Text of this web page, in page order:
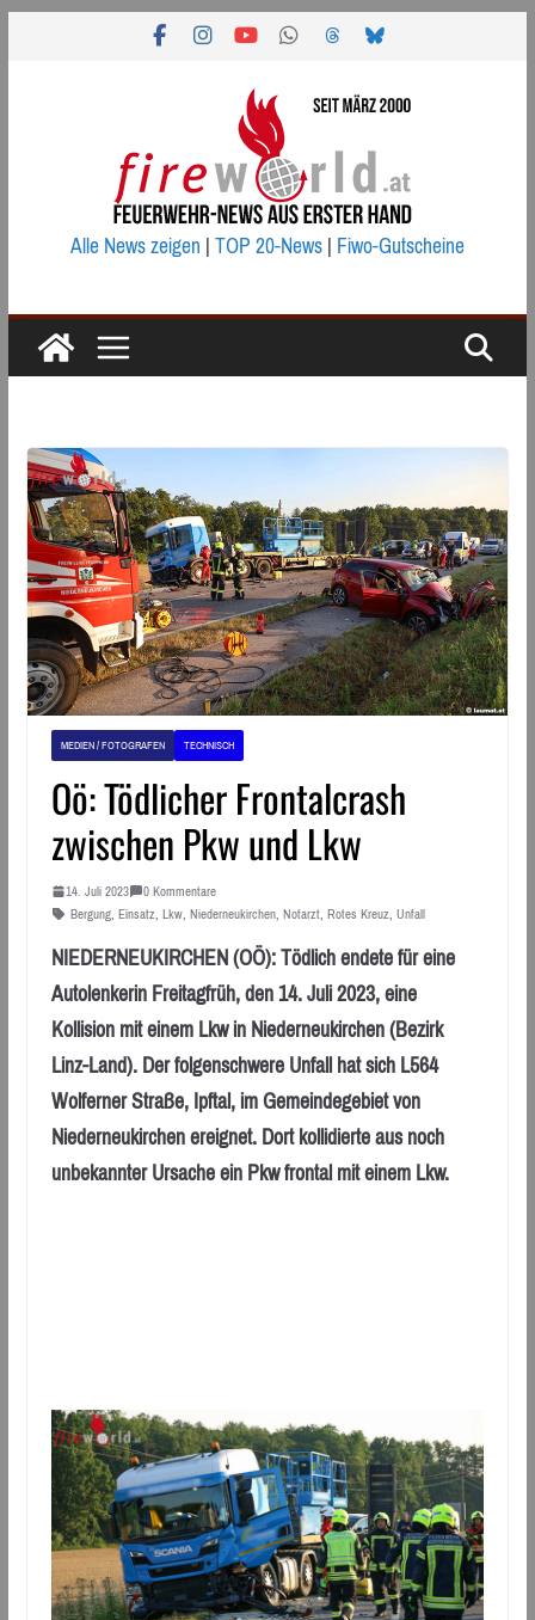
Alle News zeigen|TOP 20-News|Fiwo-Gutscheine
MEDIEN / FOTOGRAFEN TECHNISCH
Oö: Tödlicher Frontalcrash
zwischen Pkw und Lkw
14. Juli 2023
0 Kommentare
Bergung, Einsatz, Lkw, Niederneukirchen, Notarzt, Rotes Kreuz, Unfall
NIEDERNEUKIRCHEN (OÖ): Tödlich endete für eine
Autolenkerin Freitagfrüh, den 14. Juli 2023, eine
Kollision mit einem Lkw in Niederneukirchen (Bezirk
Linz-Land). Der folgenschwere Unfall hat sich L564
Wolferner Straße, Ipftal, im Gemeindegebiet von
Niederneukirchen ereignet. Dort kollidierte aus noch
unbekannter Ursache ein Pkw frontal mit einem Lkw.